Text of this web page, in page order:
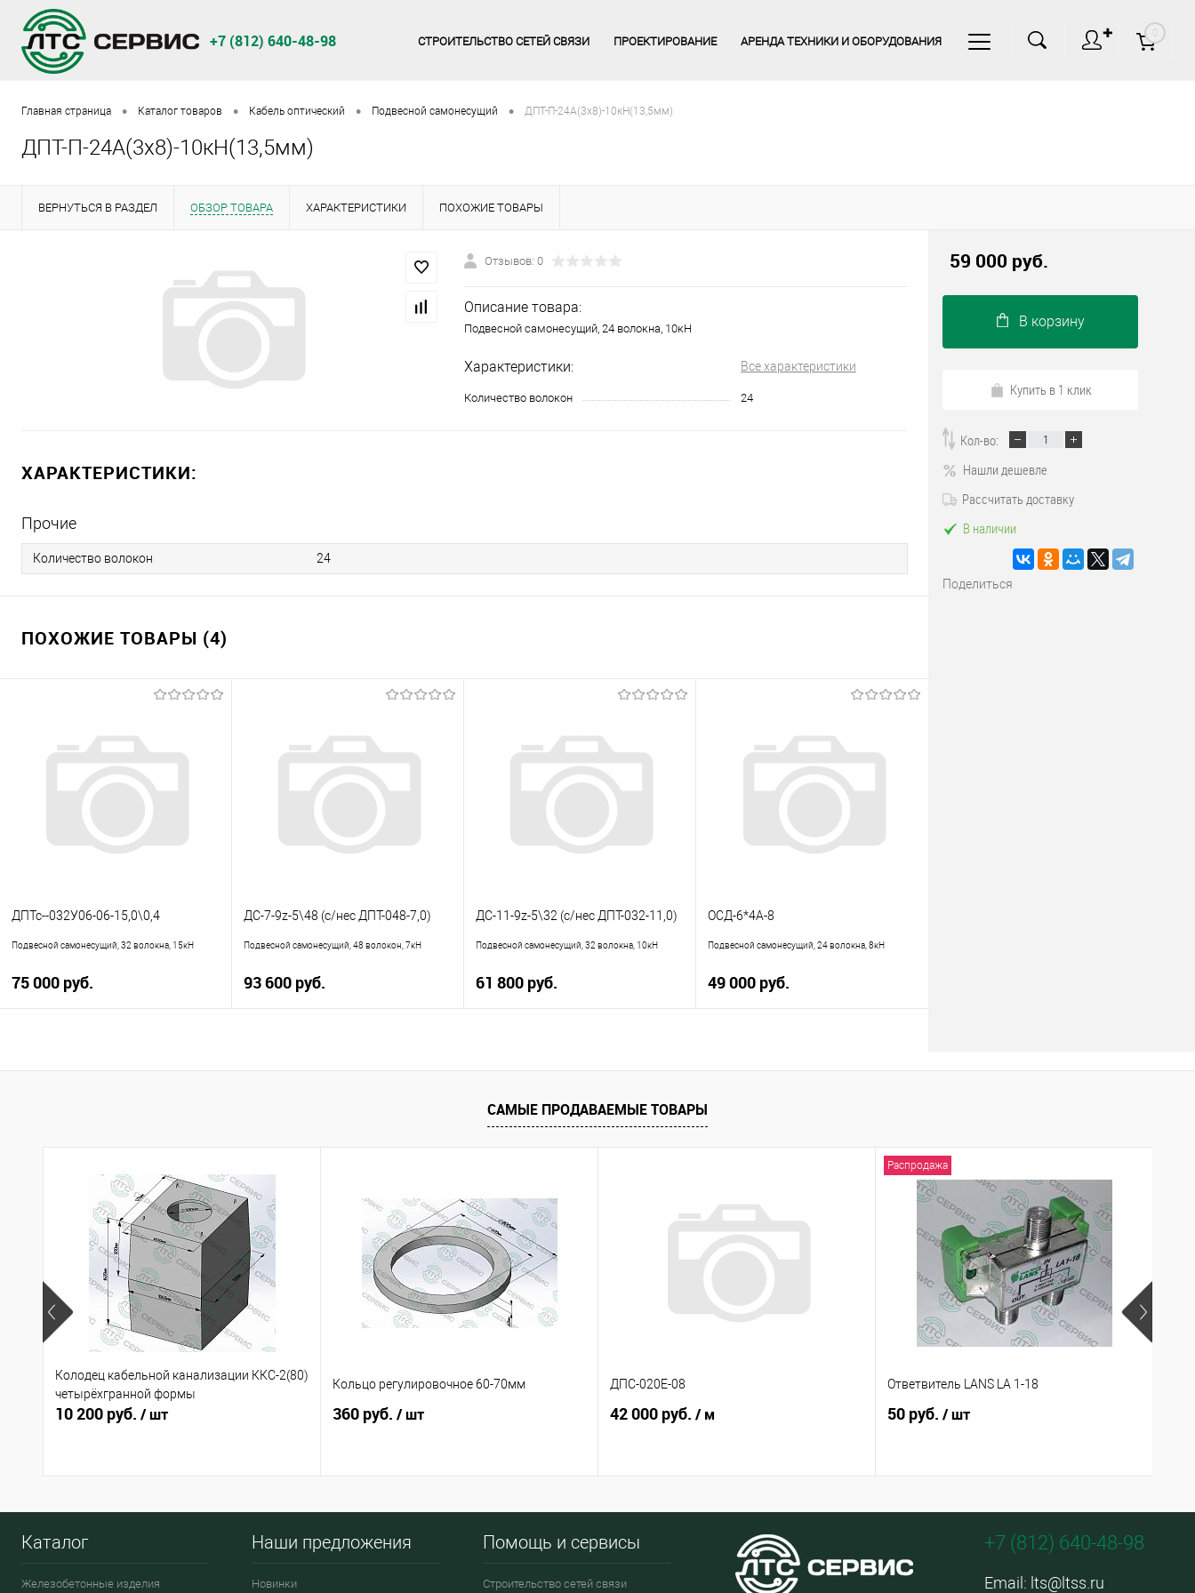
+7 (812) 640-48-98 СТРОИТЕЛЬСТВО СЕТЕЙ СВЯЗИ ПРОЕКТИРОВАНИЕ АРЕНДА ТЕХНИКИ И ОБОРУДОВАНИЯ
✚ 0
Главная страница • Каталог товаров • Кабель оптический • Подвесной самонесущий • ДПТ-П-24А(3х8)-10кН(13,5мм)
ДПТ-П-24А(3х8)-10кН(13,5мм)
ВЕРНУТЬСЯ В РАЗДЕЛ ОБЗОР ТОВАРА ХАРАКТЕРИСТИКИ ПОХОЖИЕ ТОВАРЫ
Отзывов: 0
Описание товара:
Подвесной самонесущий, 24 волокна, 10кН
Характеристики: Все характеристики
Количество волокон 24
ХАРАКТЕРИСТИКИ:
Прочие
Количество волокон 24
ПОХОЖИЕ ТОВАРЫ (4)
ДПТс--032У06-06-15,0\0,4
Подвесной самонесущий, 32 волокна, 15кН
75 000 руб.
ДС-7-9z-5\48 (с/нес ДПТ-048-7,0)
Подвесной самонесущий, 48 волокон, 7кН
93 600 руб.
ДС-11-9z-5\32 (с/нес ДПТ-032-11,0)
Подвесной самонесущий, 32 волокна, 10кН
61 800 руб.
В избранное
В наличии
ОСД-6*4А-8
Подвесной самонесущий, 24 волокна, 8кН
49 000 руб.
59 000 руб.
В корзину
Купить в 1 клик
Кол-во:
Нашли дешевле
Рассчитать доставку
В наличии
Поделиться
САМЫЕ ПРОДАВАЕМЫЕ ТОВАРЫ
Колодец кабельной канализации ККС-2(80)
четырёхгранной формы
10 200 руб. / шт
Кольцо регулировочное 60-70мм
360 руб. / шт
ДПС-020Е-08
42 000 руб. / м
Распродажа
Ответвитель LANS LA 1-18
50 руб. / шт
Каталог
Железобетонные изделия
Наши предложения
Новинки
Помощь и сервисы
Строительство сетей связи
+7 (812) 640-48-98
Email: lts@ltss.ru